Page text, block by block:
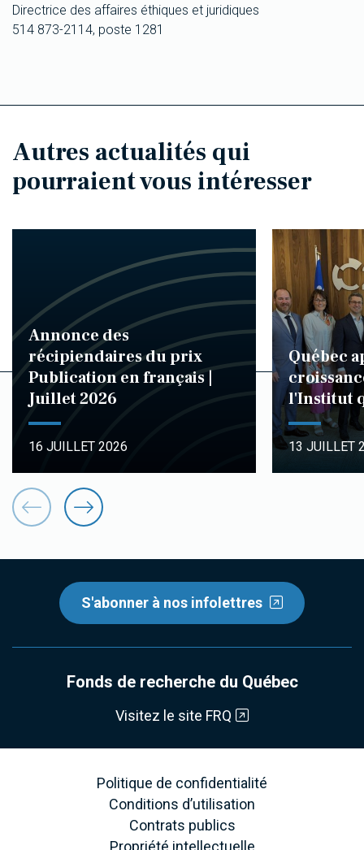
Directrice des affaires éthiques et juridiques
514 873-2114, poste 1281
Autres actualités qui
pourraient vous intéresser
Annonce des
récipiendaires du prix
Publication en français |
Juillet 2026
16 JUILLET 2026
Québec
l'Institut
13 JUILLET
S'abonner à nos infolettres
Fonds de recherche du Québec
Visitez le site FRQ
Politique de confidentialité
Conditions d’utilisation
Contrats publics